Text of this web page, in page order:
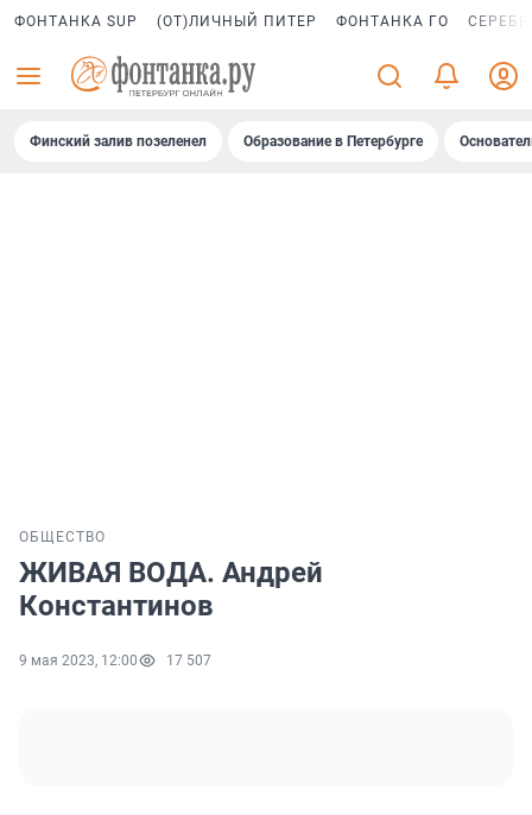
ФОНТАНКА SUP (ОТ)ЛИЧНЫЙ ПИТЕР ФОНТАНКА ГО
Финский залив позеленел Образование в Петербурге
ОБЩЕСТВО
ЖИВАЯ ВОДА. Андрей
Константинов
9 мая 2023, 12:00 17 507